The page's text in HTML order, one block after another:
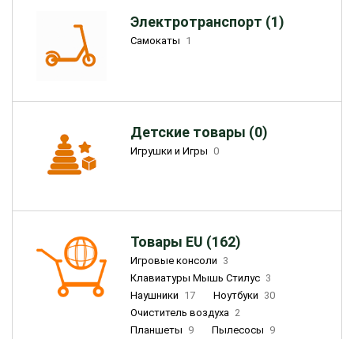
Электротранспорт (1)
Самокаты 1
Детские товары (0)
Игрушки и Игры 0
Товары EU (162)
Игровые консоли 3
Клавиатуры Мышь Стилус 3
Наушники 17 Ноутбуки 30
Очиститель воздуха 2
Планшеты 9 Пылесосы 9